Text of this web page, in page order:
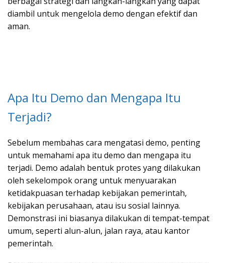
diambil untuk mengelola demo dengan efektif dan
aman.
Apa Itu Demo dan Mengapa Itu
Terjadi?
Sebelum membahas cara mengatasi demo, penting
untuk memahami apa itu demo dan mengapa itu
terjadi. Demo adalah bentuk protes yang dilakukan
oleh sekelompok orang untuk menyuarakan
ketidakpuasan terhadap kebijakan pemerintah,
kebijakan perusahaan, atau isu sosial lainnya.
Demonstrasi ini biasanya dilakukan di tempat-tempat
umum, seperti alun-alun, jalan raya, atau kantor
pemerintah.